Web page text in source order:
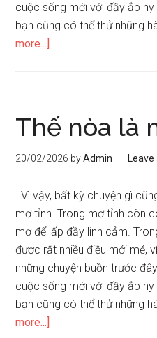
cuộc sống mới với đầy ắp
bạn cũng có thể thử những
more...]
mơ
tỉnh
Thế nòa là
20/02/2026 byAdmin
. Vì vậy, bất kỳ chuyện gì
mơ tỉnh. Trong mơ tỉnh còn
mơ để lấp đầy linh cảm.
được rất nhiều điều mới mẻ,
những chuyện buồn trước
cuộc sống mới với đầy ắp
bạn cũng có thể thử những
more...]